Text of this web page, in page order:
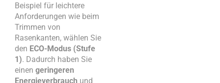
Beispiel für leichtere
Anforderungen wie beim
Trimmen von
Rasenkanten, wählen Sie
den ECO-Modus (Stufe
1). Dadurch haben Sie
einen geringeren
Energieverbrauch und